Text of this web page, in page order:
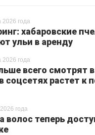
2026 года
хабаровские
ульи в аренду
2026 года
всего смотрят
соцсетях растет к
года
волос теперь